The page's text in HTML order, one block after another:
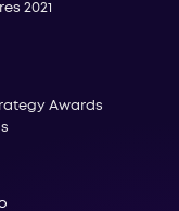
2021
Awards